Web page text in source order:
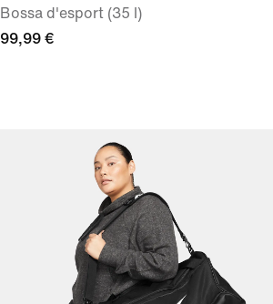
Bossa d'esport (35 l)
99,99 €